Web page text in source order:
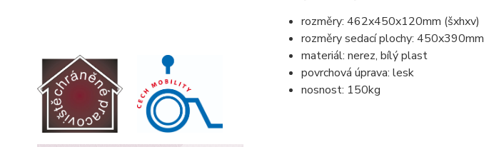
rozměry: 462x450x120mm (šxhxv)
rozměry sedací plochy: 450x390mm
materiál: nerez, bílý plast
povrchová úprava: lesk
nosnost: 150kg